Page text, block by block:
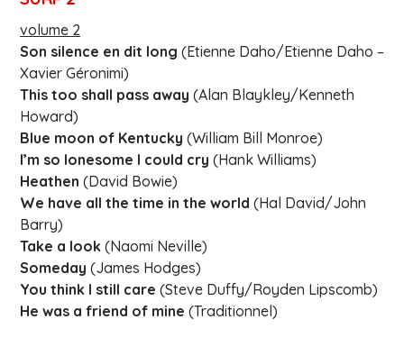
volume 2
Son silence en dit long (Etienne Daho/Etienne Daho –
Xavier Géronimi)
This too shall pass away (Alan Blaykley/Kenneth
Howard)
Blue moon of Kentucky (William Bill Monroe)
I’m so lonesome I could cry (Hank Williams)
Heathen (David Bowie)
We have all the time in the world (Hal David/John
Barry)
Take a look (Naomi Neville)
Someday (James Hodges)
You think I still care (Steve Duffy/Royden Lipscomb)
He was a friend of mine (Traditionnel)